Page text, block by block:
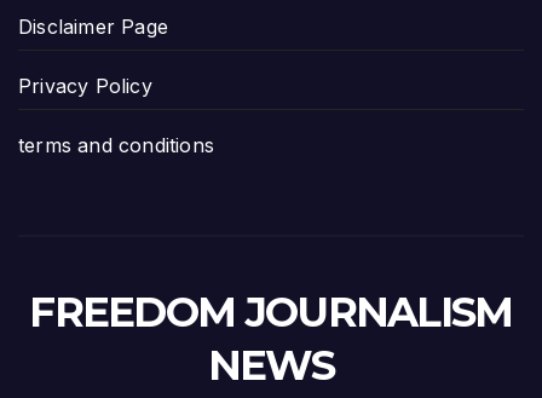
Disclaimer Page
Privacy Policy
terms and conditions
FREEDOM JOURNALISM
NEWS